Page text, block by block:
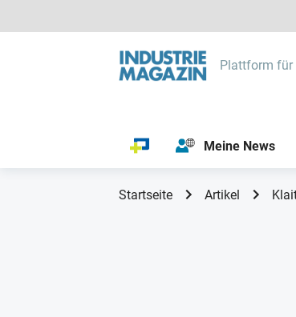
Plattform für
Meine News
Startseite Artikel